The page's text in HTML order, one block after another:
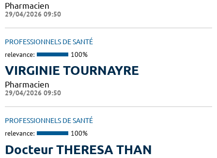
Pharmacien
29/04/2026 09:50
PROFESSIONNELS DE SANTÉ
relevance: 100%
VIRGINIE TOURNAYRE
Pharmacien
29/04/2026 09:50
PROFESSIONNELS DE SANTÉ
relevance: 100%
Docteur THERESA THAN